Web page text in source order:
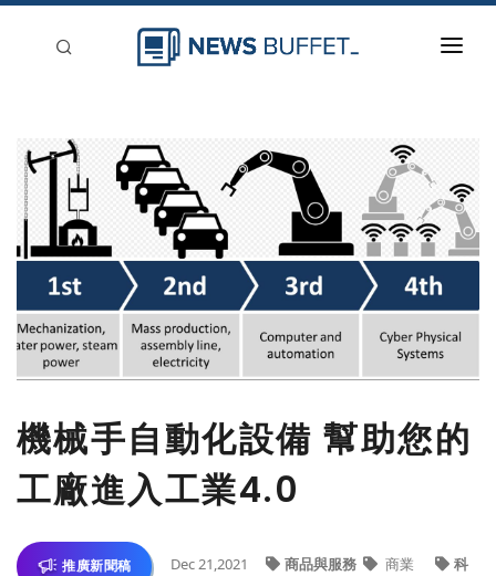
新聞稿分類
登入
刊登
機械手自動化設備 幫助您的
工廠進入工業4.0
推廣新聞稿 Dec 21,2021 商品與服務 商業 科